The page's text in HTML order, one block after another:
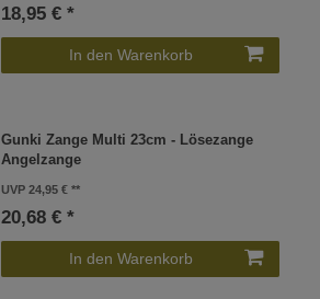
18,95 € *
In den Warenkorb
Gunki Zange Multi 23cm - Lösezange
Angelzange
UVP 24,95 €
20,68 € *
In den Warenkorb